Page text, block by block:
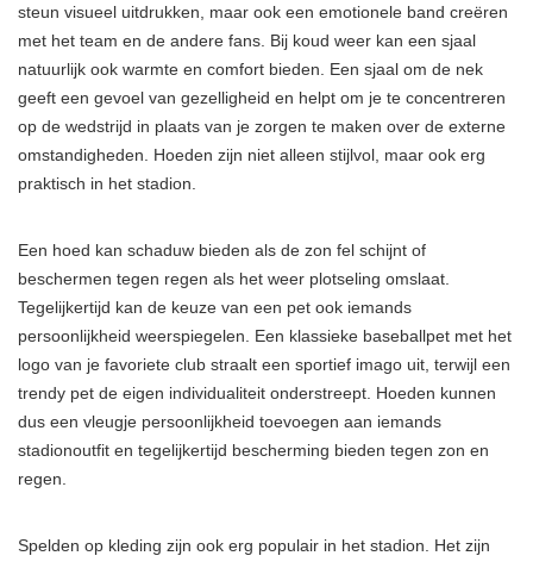
steun visueel uitdrukken, maar ook een emotionele band creëren
met het team en de andere fans. Bij koud weer kan een sjaal
natuurlijk ook warmte en comfort bieden. Een sjaal om de nek
geeft een gevoel van gezelligheid en helpt om je te concentreren
op de wedstrijd in plaats van je zorgen te maken over de externe
omstandigheden. Hoeden zijn niet alleen stijlvol, maar ook erg
praktisch in het stadion.
Een hoed kan schaduw bieden als de zon fel schijnt of
beschermen tegen regen als het weer plotseling omslaat.
Tegelijkertijd kan de keuze van een pet ook iemands
persoonlijkheid weerspiegelen. Een klassieke baseballpet met het
logo van je favoriete club straalt een sportief imago uit, terwijl een
trendy pet de eigen individualiteit onderstreept. Hoeden kunnen
dus een vleugje persoonlijkheid toevoegen aan iemands
stadionoutfit en tegelijkertijd bescherming bieden tegen zon en
regen.
Spelden op kleding zijn ook erg populair in het stadion. Het zijn